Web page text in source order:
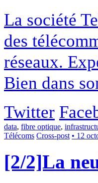
La société
des
réseaux.
Bien dans
Twitter
data, fibre optique,
Télécoms Cross-post • 12
[2/2]La